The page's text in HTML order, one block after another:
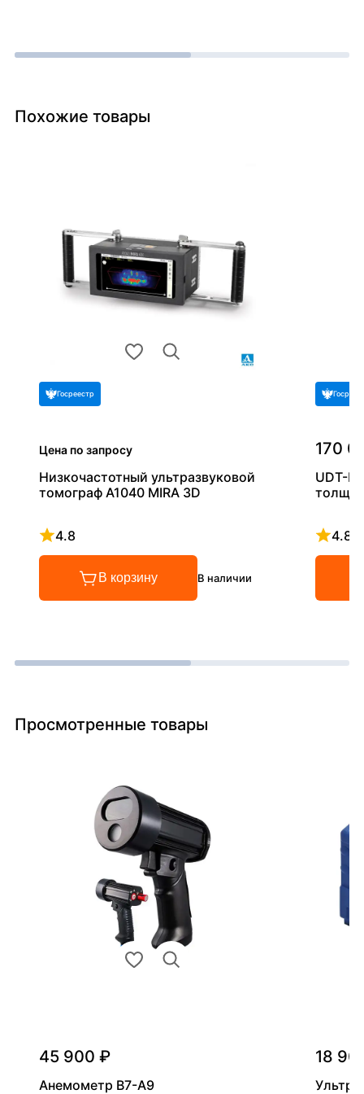
Похожие товары
Госреестр
Цена по запросу
Низкочастотный ультразвуковой
томограф A1040 MIRA 3D
4.8
Рейтинг 4.8 из 5
В корзину В наличии
170
UDT-
4.8
Просмотренные товары
45 900 ₽
Анемометр В7-А9
18